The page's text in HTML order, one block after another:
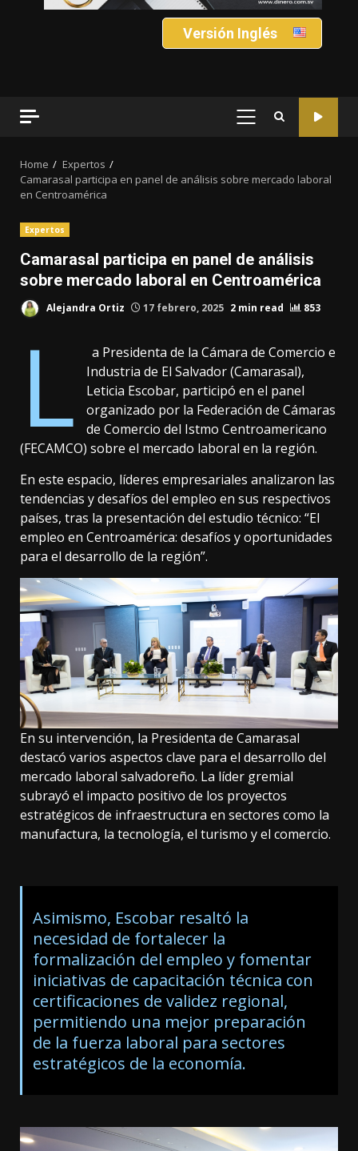
Versión Inglés
PRIMARY
Home
Expertos
Camarasal participa en panel de análisis sobre mercado laboral
en Centroamérica
Expertos
Camarasal participa en panel de análisis
sobre mercado laboral en Centroamérica
Alejandra Ortiz 17 febrero, 2025 2 min read 853
L
a Presidenta de la Cámara de Comercio e
Industria de El Salvador (Camarasal),
Leticia Escobar, participó en el panel
organizado por la Federación de Cámaras
de Comercio del Istmo Centroamericano
(FECAMCO) sobre el mercado laboral en la región.
En este espacio, líderes empresariales analizaron las
tendencias y desafíos del empleo en sus respectivos
países, tras la presentación del estudio técnico: “El
empleo en Centroamérica: desafíos y oportunidades
para el desarrollo de la región”.
En su intervención, la Presidenta de Camarasal
destacó varios aspectos clave para el desarrollo del
mercado laboral salvadoreño. La líder gremial
subrayó el impacto positivo de los proyectos
estratégicos de infraestructura en sectores como la
manufactura, la tecnología, el turismo y el comercio.
Asimismo, Escobar resaltó la
necesidad de fortalecer la
formalización del empleo y fomentar
iniciativas de capacitación técnica con
certificaciones de validez regional,
permitiendo una mejor preparación
de la fuerza laboral para sectores
estratégicos de la economía.